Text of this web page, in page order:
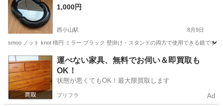
1,000円
西小山駅 8月9日
smoo ノット knot 楕円 ミラー ブラック 壁掛け・スタンドの両方で使用できる鏡です
東京 目黒区 西小山駅 ミラー/鏡
運べない家具、無料でお伺い＆即買取も
OK！
状態が悪くてもOK！最大限買取します
プリフラ Ad